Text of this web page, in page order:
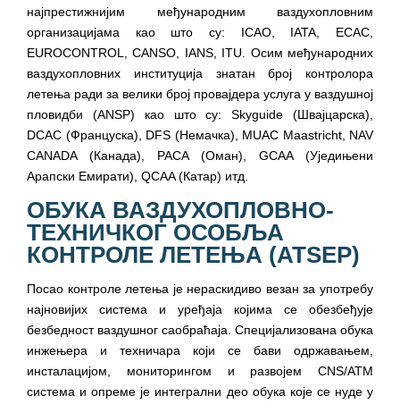
најпрестижнијим међународним ваздухопловним
организацијама као што су: ICAO, IATA, ECAC,
EUROCONTROL, CANSO, IANS, ITU. Осим међународних
ваздухопловних институција знатан број контролора
летења ради за велики број провајдера услуга у ваздушној
пловидби (ANSP) као што су: Skyguide (Швајцарска),
DCAC (Француска), DFS (Немачка), MUAC Maastricht, NAV
CANADA (Канада), PACA (Оман), GCAA (Уједињени
Арапски Емирати), QCAA (Катар) итд.
ОБУКА ВАЗДУХОПЛОВНО-
ТЕХНИЧКОГ ОСОБЉА
КОНТРОЛЕ ЛЕТЕЊА (ATSEP)
Посао контроле летења је нераскидиво везан за употребу
најновијих система и уређаја којима се обезбеђује
безбедност ваздушног саобраћаја. Специјализована обука
инжењера и техничара који се бави одржавањем,
инсталацијом, мониторингом и развојем CNS/АТМ
система и опреме је интегрални део обука које се нуде у